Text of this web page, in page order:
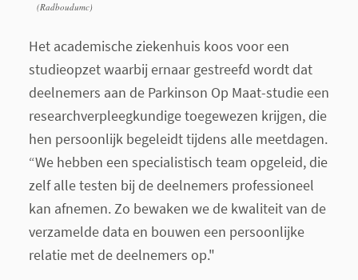
(Radboudumc)
Het academische ziekenhuis koos voor een
studieopzet waarbij ernaar gestreefd wordt dat
deelnemers aan de Parkinson Op Maat-studie een
researchverpleegkundige toegewezen krijgen, die
hen persoonlijk begeleidt tijdens alle meetdagen.
“We hebben een specialistisch team opgeleid, die
zelf alle testen bij de deelnemers professioneel
kan afnemen. Zo bewaken we de kwaliteit van de
verzamelde data en bouwen een persoonlijke
relatie met de deelnemers op."